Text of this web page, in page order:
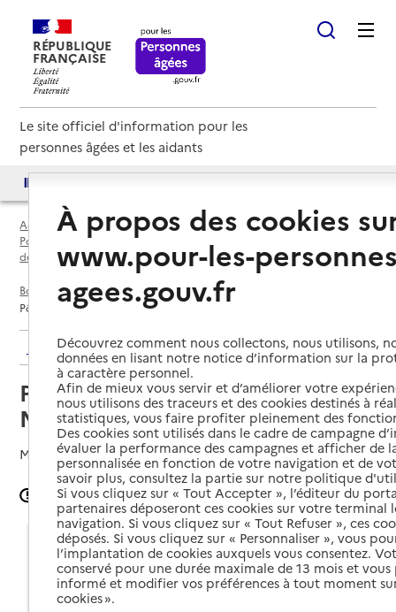
RÉPUBLIQUE
FRANÇAISE
Le site officiel d'information pour les
personnes âgées et les aidants
Accueil
Espace annuaire
Points d'information locaux dédiés aux personnes âgées par
département
Bouches-du-Rhône (13)
Marseille 12e Arrondissement
Pôle Infos Séniors - Marseille Nord-Est - Antenne Est
Retour aux résultats de l'annuaire
Pôle Infos Séniors - Marseille
Nord-Est - Antenne Est
Mis à jour le20/06/2025
Signaler une erreur
Coordonnées
Adresse
176 avenue de Montolivet
13012-Marseille 12e Arrondissement
À propos des cookies
www.pour-les-
agees.gouv.fr
Découvrez comment nous collectons, nous utilisons,
données en lisant notre notice d’information sur la
à caractère personnel.
Afin de mieux vous servir et d’améliorer votre
nous utilisons des traceurs et des cookies destinés à
statistiques, vous faire profiter pleinement des
Des cookies sont utilisés dans le cadre de campagne
évaluer la performance des campagnes et afficher de
personnalisée en fonction de votre navigation et de
savoir plus, consultez la partie sur notre politique
Si vous cliquez sur « Tout Accepter », l’éditeur du
partenaires déposeront ces cookies sur votre terminal
navigation. Si vous cliquez sur « Tout Refuser », ces
déposés. Si vous cliquez sur « Personnaliser », vous
l’implantation de cookies auxquels vous consentez.
conservé pour une durée maximale de 13 mois et
informé et modifier vos préférences à tout moment
cookies ».